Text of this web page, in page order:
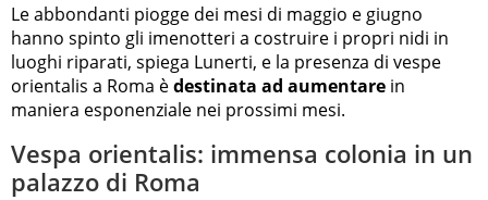
Le abbondanti piogge dei mesi di maggio e giugno
hanno spinto gli imenotteri a costruire i propri nidi in
luoghi riparati, spiega Lunerti, e la presenza di vespe
orientalis a Roma èdestinata ad aumentare in
maniera esponenziale nei prossimi mesi.
Vespa orientalis: immensa colonia in un
palazzo di Roma